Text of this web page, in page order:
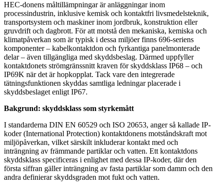
HEC-donens måltillämpningar är anläggningar inom
processindustrin, inklusive kemisk och kontaktfri livsmedelsteknik,
transportsystem och maskiner inom jordbruk, konstruktion eller
gruvdrift och dagbrott. För att motstå den mekaniska, kemiska och
klimatpåverkan som är typisk i dessa miljöer finns 696-seriens
komponenter – kabelkontaktdon och fyrkantiga panelmonterade
delar – även tillgängliga med skyddsbeslag. Därmed uppfyller
kontaktdonets strömgränssnitt kraven för skyddsklass IP68 – och
IP69K när det är hopkopplat. Tack vare den integrerade
tätningsfunktionen skyddas samtliga ledningar placerade i
skyddsbeslaget enligt IP67.
Bakgrund: skyddsklass som styrkemått
I standarderna DIN EN 60529 och ISO 20653, anger så kallade IP-
koder (International Protection) kontaktdonens motståndskraft mot
miljöpåverkan, vilket särskilt inkluderar kontakt med och
inträngning av främmande partiklar och vatten. Ett kontaktdons
skyddsklass specificeras i enlighet med dessa IP-koder, där den
första siffran gäller inträngning av fasta partiklar som damm och den
andra definierar skyddsgraden mot fukt och vatten.